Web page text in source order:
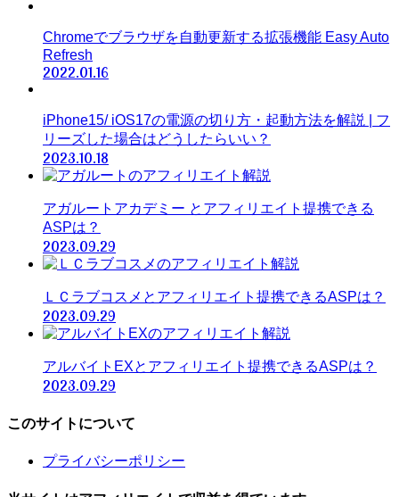
Chromeでブラウザを自動更新する拡張機能 Easy Auto
Refresh
2022.01.16
iPhone15/ iOS17の電源の切り方・起動方法を解説 | フ
リーズした場合はどうしたらいい？
2023.10.18
アガルートアカデミー とアフィリエイト提携できる
ASPは？
2023.09.29
ＬＣラブコスメとアフィリエイト提携できるASPは？
2023.09.29
アルバイトEXとアフィリエイト提携できるASPは？
2023.09.29
このサイトについて
プライバシーポリシー